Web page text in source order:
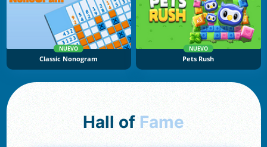
NUEVO
Classic Nonogram
NUEVO
Pets Rush
Hall of Fame